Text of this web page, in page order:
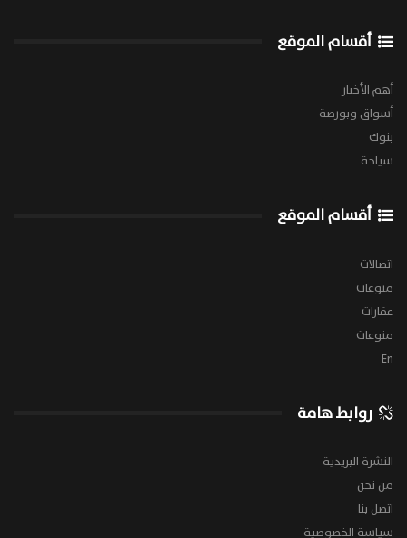
أقسام الموقع
أهم الأخبار
أسواق وبورصة
بنوك
سياحة
أقسام الموقع
اتصالات
منوعات
عقارات
منوعات
En
روابط هامة
النشرة البريدية
من نحن
اتصل بنا
سياسة الخصوصية